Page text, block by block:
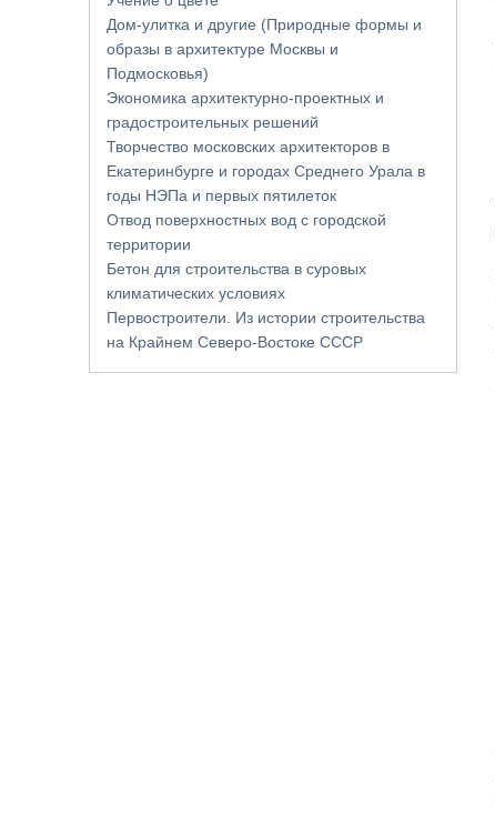
Дом-улитка и другие (Природные формы и
образы в архитектуре Москвы и
Подмосковья)
Экономика архитектурно-проектных и
градостроительных решений
Творчество московских архитекторов в
Екатеринбурге и городах Среднего Урала в
годы НЭПа и первых пятилеток
Отвод поверхностных вод с городской
территории
Бетон для строительства в суровых
климатических условиях
Первостроители. Из истории строительства
на Крайнем Северо-Востоке СССР